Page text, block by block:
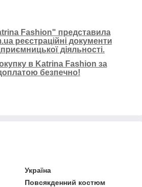
Fashion" представила
реєстраційні документи
діяльності.
в Katrina Fashion за
безпечно!
Україна
Повсякденний костюм